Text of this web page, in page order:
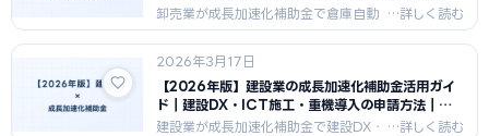
加速化補助金ナビ
卸売業が成長加速化補助金で倉庫自動
化・物流DX・受発注システム整備を行
うための申請戦略を解説。卸売業が売
上100億円へ向かう成長シナリオと、
補助金を活用した投資計画の立て方を
紹介します。
2026年3月17日
【2026年版】建設業の成長加速化補助金活用ガイ
ド｜建設DX・ICT施工・重機導入の申請方法｜成
長加速化補助金ナビ
建設業が成長加速化補助金で建設DX・